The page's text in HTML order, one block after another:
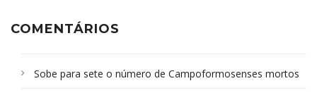
COMENTÁRIOS
Sobe para sete o número de Campoformosenses mortos